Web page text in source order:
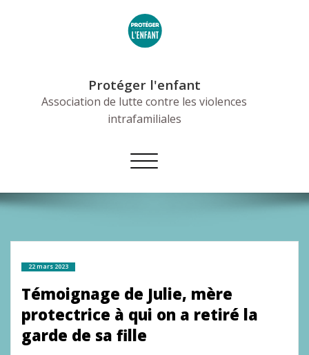
Protéger l'enfant
Association de lutte contre les violences
intrafamiliales
Afficher/masquer
la
22 mars 2023
Témoignage de Julie, mère
protectrice à qui on a retiré la
garde de sa fille